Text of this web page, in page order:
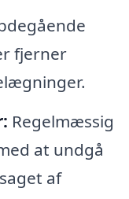
fjerner
Regelmæssig
at undgå
af